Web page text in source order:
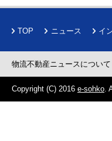
TOP ニュース イ
物流不動産ニュースについて
Copyright (C) 2016 e-sohko.